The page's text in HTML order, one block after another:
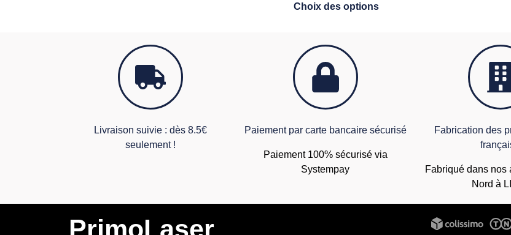
Choix des options
Livraison suivie : dès 8.5€
seulement !
Paiement par carte bancaire sécurisé
Paiement 100% sécurisé via
Systempay
Fabrication des
Fabriqué dans nos
Nord à
PrimoLaser